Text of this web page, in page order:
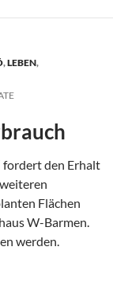
,LEBEN,
fordert den Erhalt
Flächen
W-Barmen.
werden.